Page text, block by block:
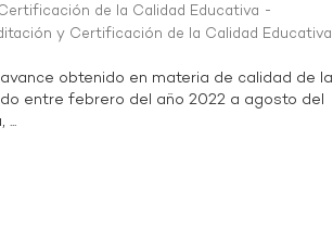
de la Calidad Educativa -
y Certificación de la Calidad Educativa
obtenido en materia de calidad de la
entre febrero del año 2022 a agosto del